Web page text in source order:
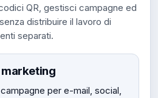
QR, gestisci campagne ed
distribuire il lavoro di
separati.
per e-mail, social,